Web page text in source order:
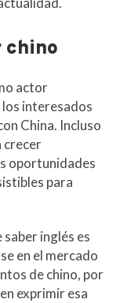
chino
actor
los interesados
China. Incluso
crecer
oportunidades
para
inglés es
en el mercado
de chino, por
exprimir esa